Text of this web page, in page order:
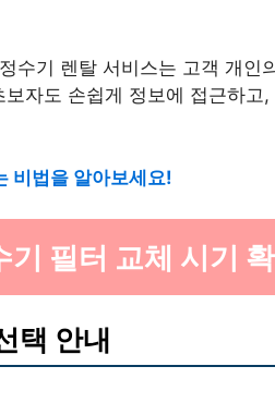
수기 렌탈 서비스는 고객 개인
자도 손쉽게 정보에 접근하고
비법을 알아보세요!
기 필터 교체 시기 확
택 안내